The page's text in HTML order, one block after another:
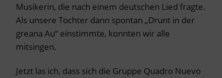
Musikerin, die nach einem deutschen Lied fragte.
Als unsere Tochter dann spontan „Drunt in der
greana Au“ einstimmte, konnten wir alle
mitsingen.
Jetzt las ich, dass sich die Gruppe Quadro Nuevo